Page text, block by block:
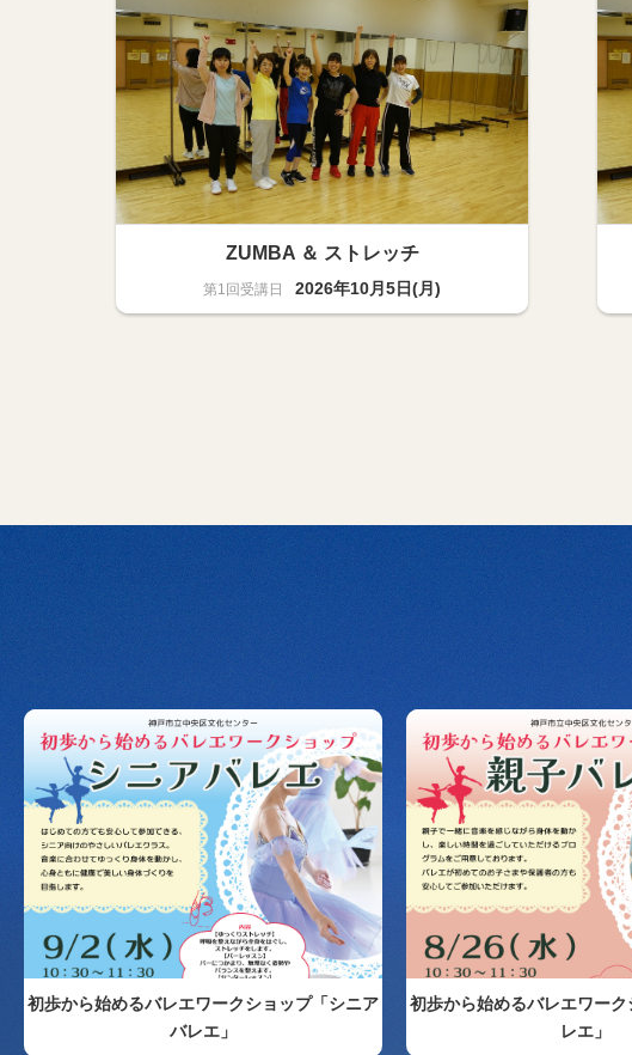
ZUMBA ＆ ストレッチ
2026年10月5日(月)
初歩から始めるバレエワークショップ「シニア
バレエ」
初歩から始めるバレエワー
レエ」